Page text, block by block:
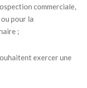
commerciale,
pour la
;
exercer une